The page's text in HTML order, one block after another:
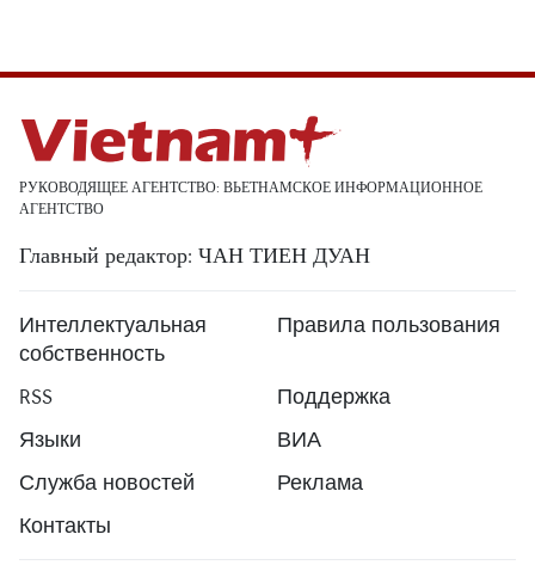
РУКОВОДЯЩЕЕ АГЕНТСТВО: ВЬЕТНАМСКОЕ ИНФОРМАЦИОННОЕ
АГЕНТСТВО
Главный редактор: ЧАН ТИЕН ДУАН
Интеллектуальная
собственность
Правила пользования
RSS
Поддержка
Языки
ВИА
Служба новостей
Реклама
Контакты